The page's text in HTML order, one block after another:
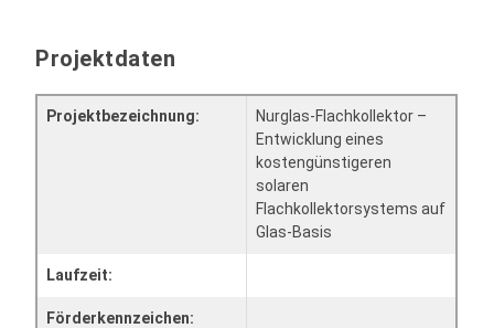
Projektdaten
Projektbezeichnung:
Nurglas-Flachkollektor –
Entwicklung eines
kostengünstigeren
solaren
Flachkollektorsystems auf
Glas-Basis
Laufzeit:
Förderkennzeichen: